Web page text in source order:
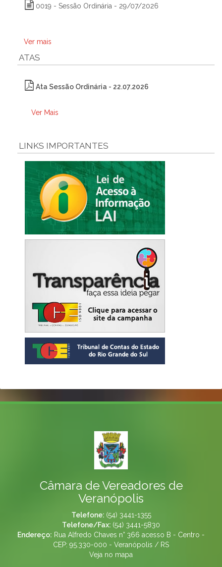
0019 - Sessão Ordinária - 29/07/2026
Ver mais
ATAS
Ata Sessão Ordinária - 22.07.2026
Ver Mais
LINKS IMPORTANTES
Câmara de Vereadores de
Veranópolis
Telefone: (54) 3441-1355
Telefone/Fax: (54) 3441-5830
Endereço: Rua Alfredo Chaves n° 366 acesso B - Centro -
CEP: 95.330-000 - Veranópolis / RS
Veja no mapa